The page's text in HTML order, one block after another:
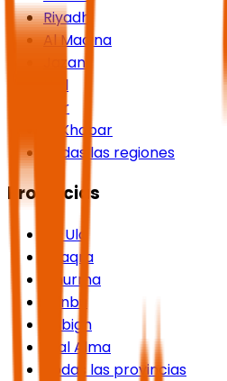
Riyadh
Al Madina
Jazan
Hail
Asir
Al Khobar
Todas las regiones
Provincias
Al-Ula
Shaqra
Dhurma
Yanbu
Rabigh
Rijal Alma
Todas las provincias